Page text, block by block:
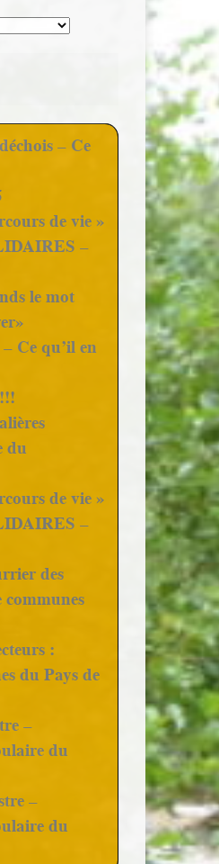
– Ce
de vie »
–
le mot
Ce qu’il en
du
de vie »
–
des
:
du Pays de
–
du
–
du